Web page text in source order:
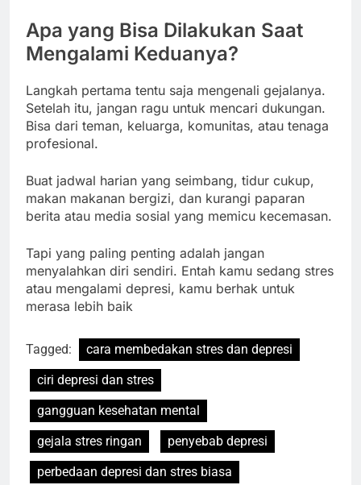
Apa yang Bisa Dilakukan Saat
Mengalami Keduanya?
Langkah pertama tentu saja mengenali gejalanya.
Setelah itu, jangan ragu untuk mencari dukungan.
Bisa dari teman, keluarga, komunitas, atau tenaga
profesional.
Buat jadwal harian yang seimbang, tidur cukup,
makan makanan bergizi, dan kurangi paparan
berita atau media sosial yang memicu kecemasan.
Tapi yang paling penting adalah jangan
menyalahkan diri sendiri. Entah kamu sedang stres
atau mengalami depresi, kamu berhak untuk
merasa lebih baik
Tagged:
cara membedakan stres dan depresi
ciri depresi dan stres
gangguan kesehatan mental
gejala stres ringan
penyebab depresi
perbedaan depresi dan stres biasa